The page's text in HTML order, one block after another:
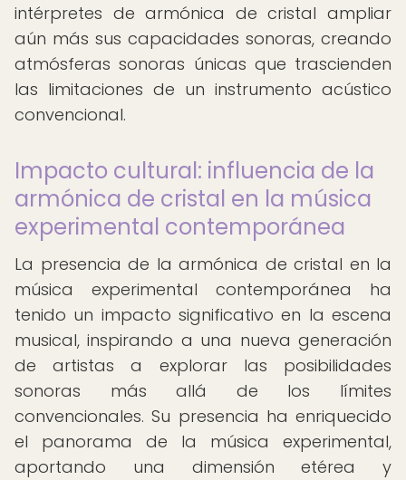
intérpretes de armónica de cristal ampliar
aún más sus capacidades sonoras, creando
atmósferas sonoras únicas que trascienden
las limitaciones de un instrumento acústico
convencional.
Impacto cultural: influencia de la
armónica de cristal en la música
experimental contemporánea
La presencia de la armónica de cristal en la
música experimental contemporánea ha
tenido un impacto significativo en la escena
musical, inspirando a una nueva generación
de artistas a explorar las posibilidades
sonoras más allá de los límites
convencionales. Su presencia ha enriquecido
el panorama de la música experimental,
aportando una dimensión etérea y